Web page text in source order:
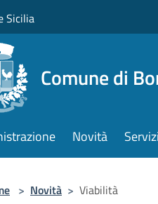
Sicilia
Comune di
Novità Servizi
> Novità > Viabilità